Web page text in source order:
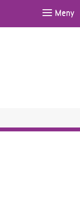
Meny